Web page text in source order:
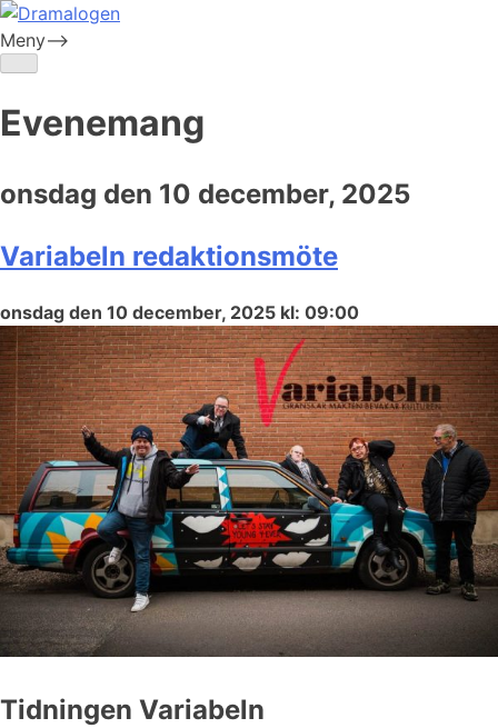
Skip
to
Dramalogen
Dialog med flera verktyg
Meny-->
Evenemang
onsdag den 10 december, 2025
Variabeln redaktionsmöte
onsdag den 10 december, 2025 kl: 09:00
Tidningen Variabeln